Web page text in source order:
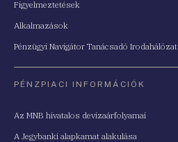
Figyelmeztetések
Alkalmazások
Pénzügyi Navigátor Tanácsadó Irodahálózat
PÉNZPIACI INFORMÁCIÓK
Az MNB hivatalos devizaárfolyamai
A Jegybanki alapkamat alakulása